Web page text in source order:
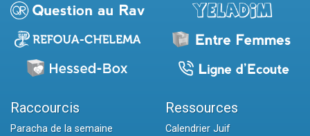
Raccourcis
Paracha de la semaine
Ressources
Calendrier Juif